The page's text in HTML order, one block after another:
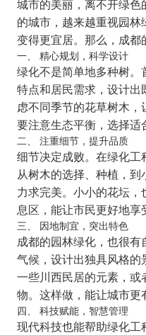
城市的美丽，离不开绿色
的城市，越来越重视园
变得更宜居。那么，成都
一、 精心规划，科学设计
绿化不是简单地多种树
特点和居民需求，设计
虑不同季节的花草树木
要注意生态平衡，选择适
二、 注重细节，提升品质
细节决定成败。在绿化工
从树木的选择、种植，
力求完美。小小的花坛
息区，能让市民更好地享
三、 因地制宜，突出特色
成都的园林绿化，也很
气候，设计出独具风格的
一些川西民居的元素，
物。这样做，能让城市更有
四、 科技赋能，智慧管理
现代科技也能帮助绿化工